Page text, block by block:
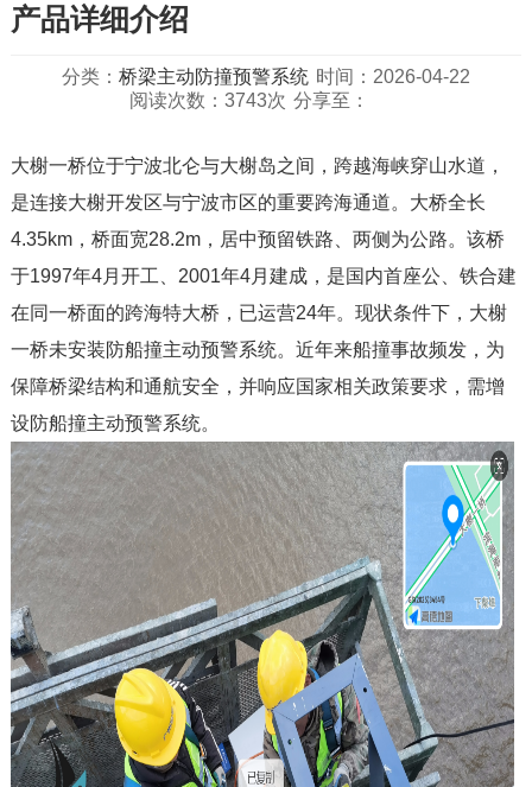
产品详细介绍
分类： 桥梁主动防撞预警系统 时间：2026-04-22
阅读次数：3743次 分享至：
大榭一桥位于宁波北仑与大榭岛之间，跨越海峡穿山水道，
是连接大榭开发区与宁波市区的重要跨海通道。大桥全长
4.35km，桥面宽28.2m，居中预留铁路、两侧为公路。该桥
于1997年4月开工、2001年4月建成，是国内首座公、铁合建
在同一桥面的跨海特大桥，已运营24年。 现状条件下，大榭
一桥未安装防船撞主动预警系统。近年来船撞事故频发，为
保障桥梁结构和通航安全，并响应国家相关政策要求，需增
设防船撞主动预警系统。